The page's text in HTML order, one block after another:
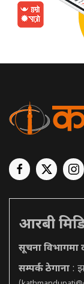
आरबी
सूचना विभागमा
सम्पर्क ठेगाना :